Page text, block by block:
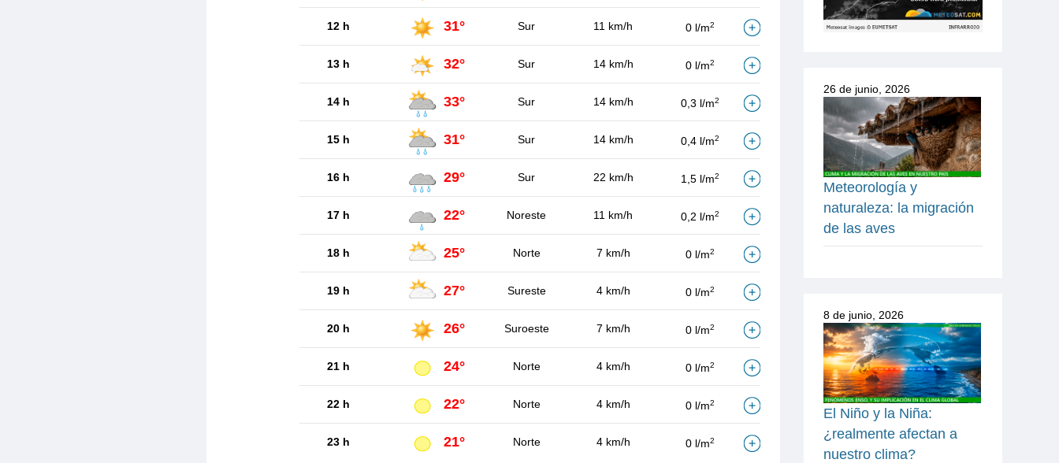
12 h 31° Sur 11 km/h 0 l/m2
13 h 32° Sur 14 km/h 0 l/m2
14 h 33° Sur 14 km/h 0,3 l/m2
15 h 31° Sur 14 km/h 0,4 l/m2
16 h 29° Sur 22 km/h 1,5 l/m2
17 h 22° Noreste 11 km/h 0,2 l/m2
18 h 25° Norte 7 km/h 0 l/m2
19 h 27° Sureste 4 km/h 0 l/m2
20 h 26° Suroeste 7 km/h 0 l/m2
21 h 24° Norte 4 km/h 0 l/m2
22 h 22° Norte 4 km/h 0 l/m2
23 h 21° Norte 4 km/h 0 l/m2
26 de junio, 2026
Meteorología y
naturaleza: la migración
de las aves
8 de junio, 2026
El Niño y la Niña:
¿realmente afectan a
nuestro clima?